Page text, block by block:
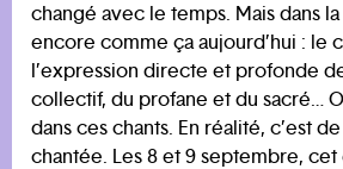
changé avec le temps. Mais dans
encore comme ça aujourd’hui : le
l’expression directe et profonde
collectif, du profane et du sacré…
dans ces chants. En réalité, c’est
chantée. Les 8 et 9 septembre,